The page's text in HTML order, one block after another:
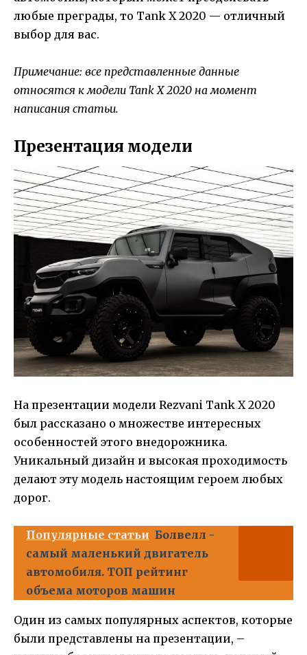
любые преграды, то Tank X 2020 — отличный
выбор для вас.
Примечание: все представленные данные
относятся к модели Tank X 2020 на момент
написания статьи.
Презентация модели
На презентации модели Rezvani Tank X 2020
был рассказано о множестве интересных
особенностей этого внедорожника.
Уникальный дизайн и высокая проходимость
делают эту модель настоящим героем любых
дорог.
Популярные статьи Болвелл -
самый маленький двигатель
автомобиля. ТОП рейтинг
объема моторов машин
Один из самых популярных аспектов, которые
были представлены на презентации, –